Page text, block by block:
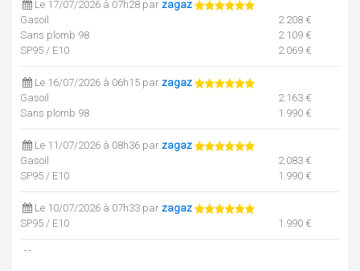
Le 17/07/2026 à 07h28 par zagaz
Gasoil
2.208 €
Sans plomb 98
2.109 €
SP95 / E10
2.069 €
Le 16/07/2026 à 06h15 par zagaz
Gasoil
2.163 €
Sans plomb 98
1.990 €
Le 11/07/2026 à 08h36 par zagaz
Gasoil
2.083 €
SP95 / E10
1.990 €
Le 10/07/2026 à 07h33 par zagaz
SP95 / E10
1.990 €